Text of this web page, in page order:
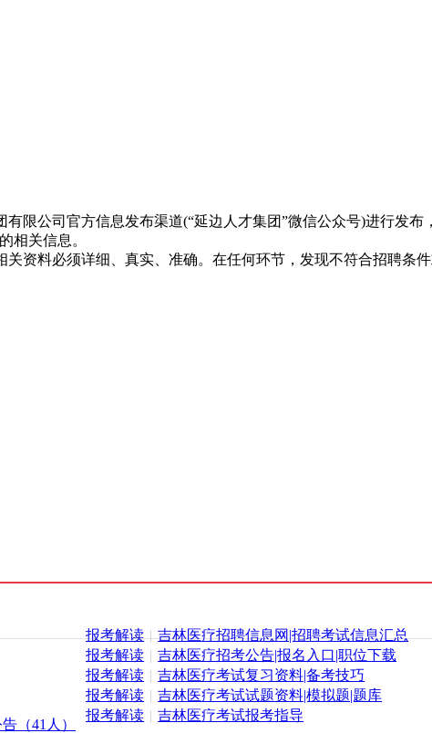
公司官方信息发布渠道(“延边人才集团”微信公众号)进行发布
相关信息。
料必须详细、真实、准确。在任何环节，发现不符合招聘条件
报考解读 | 吉林医疗招聘信息网|招聘考试信息汇总
报考解读 | 吉林医疗招考公告|报名入口|职位下载
报考解读 | 吉林医疗考试复习资料|备考技巧
报考解读 | 吉林医疗考试试题资料|模拟题|题库
报考解读 | 吉林医疗考试报考指导
（41人）